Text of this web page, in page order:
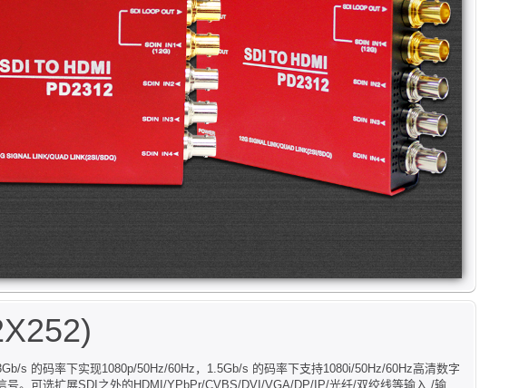
s 的码率下实现1080p/50Hz/60Hz，1.5Gb/s 的码率下支持1080i/50Hz/60Hz高清数字
。可选扩展SDI之外的HDMI/YPbPr/CVBS/DVI/VGA/DP/IP/光纤/双绞线等输入 /输